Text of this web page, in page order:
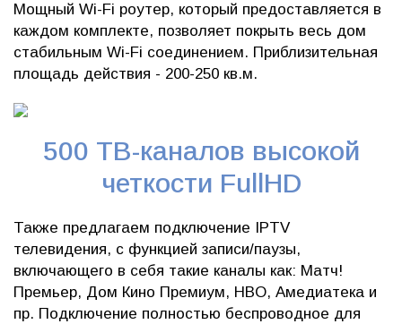
Мощный Wi-Fi роутер, который предоставляется в
каждом комплекте, позволяет покрыть весь дом
стабильным Wi-Fi соединением. Приблизительная
площадь действия - 200-250 кв.м.
500 ТВ-каналов высокой
четкости FullHD
Также предлагаем подключение IPTV
телевидения, с функцией записи/паузы,
включающего в себя такие каналы как: Матч!
Премьер, Дом Кино Премиум, HBO, Амедиатека и
пр. Подключение полностью беспроводное для